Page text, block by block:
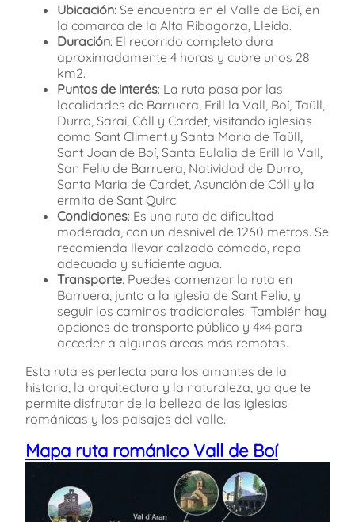
Ubicación: Se encuentra en el Valle de Boí, en
la comarca de la Alta Ribagorza, Lleida.
Duración: El recorrido completo dura
aproximadamente 4 horas y cubre unos 28
km2.
Puntos de interés: La ruta pasa por las
localidades de Barruera, Erill la Vall, Boí, Taüll,
Durro, Saraí, Cóll y Cardet, visitando iglesias
como Sant Climent y Santa Maria de Taüll,
Sant Joan de Boí, Santa Eulalia de Erill la Vall,
San Feliu de Barruera, Natividad de Durro,
Santa Maria de Cardet, Asunción de Cóll y la
ermita de Sant Quirc.
Condiciones: Es una ruta de dificultad
moderada, con un desnivel de 1260 metros. Se
recomienda llevar calzado cómodo, ropa
adecuada y suficiente agua.
Transporte: Puedes comenzar la ruta en
Barruera, junto a la iglesia de Sant Feliu, y
seguir los caminos tradicionales. También hay
opciones de transporte público y 4×4 para
acceder a algunas áreas más remotas.
Esta ruta es perfecta para los amantes de la
historia, la arquitectura y la naturaleza, ya que te
permite disfrutar de la belleza de las iglesias
románicas y los paisajes del valle.
Mapa ruta románico Vall de Boí